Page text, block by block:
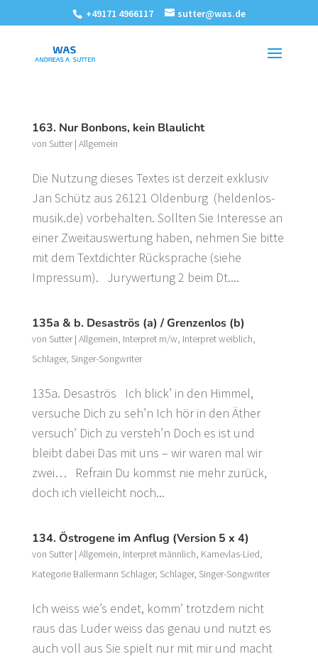
+49171 4966117 sutter@was.de
163. Nur Bonbons, kein Blaulicht
von Sutter| Allgemein
Die Nutzung dieses Textes ist derzeit exklusiv
Jan Schütz aus 26121 Oldenburg (heldenlos-
musik.de) vorbehalten. Sollten Sie Interesse an
einer Zweitauswertung haben, nehmen Sie bitte
mit dem Textdichter Rücksprache (siehe
Impressum). Jurywertung 2 beim Dt....
135a & b. Desaströs (a) / Grenzenlos (b)
von Sutter| Allgemein, Interpret m/w, Interpret weiblich,
Schlager, Singer-Songwriter
135a. Desaströs Ich blick’ in den Himmel,
versuche Dich zu seh’n Ich hör in den Äther
versuch’ Dich zu versteh’n Doch es ist und
bleibt dabei Das mit uns – wir waren mal wir
zwei… Refrain Du kommst nie mehr zurück,
doch ich vielleicht noch...
134. Östrogene im Anflug (Version 5 x 4)
von Sutter| Allgemein, Interpret männlich, Karnevlas-Lied,
Kategorie Ballermann Schlager, Schlager, Singer-Songwriter
Ich weiss wie’s endet, komm’ trotzdem nicht
raus das Luder weiss das genau und nutzt es
auch voll aus Sie spielt nur mit mir und macht